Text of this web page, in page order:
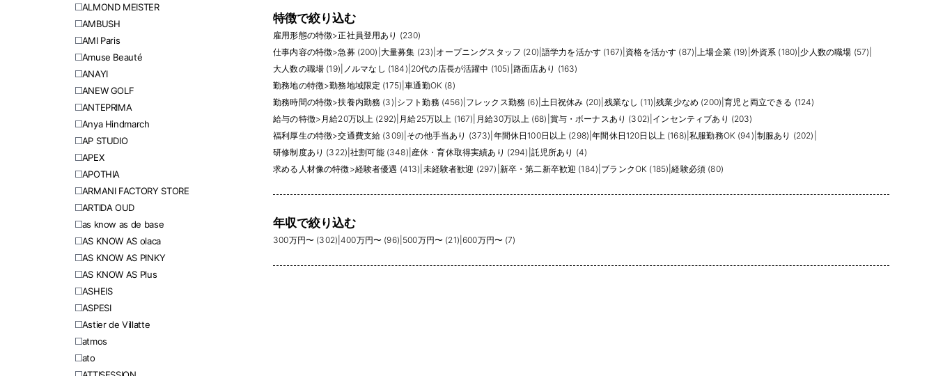
ALMOND MEISTER
AMBUSH
AMI Paris
Amuse Beauté
ANAYI
ANEW GOLF
ANTEPRIMA
Anya Hindmarch
AP STUDIO
APEX
APOTHIA
ARMANI FACTORY STORE
ARTIDA OUD
as know as de base
AS KNOW AS olaca
AS KNOW AS PINKY
AS KNOW AS Plus
ASHEIS
ASPESI
Astier de Villatte
atmos
ato
化を続けるブランドで、自身が成長とブラン
ドの進化を実感しませんか？
特徴で絞り込む
雇用形態の特徴>正社員登用あり (230)
仕事内容の特徴>急募 (200) 大量募集 (23) オープニングスタッフ (20) |語学力を活かす (167) 資格を活かす (87) 上場企業 (19) 外資系 (180) 少人数の職場 (57)
大人数の職場 (19) ノルマなし (184) 20代の店長が活躍中 (105) 路面店あり (163)
勤務地の特徴>勤務地域限定 (175) |車通勤OK (8)
勤務時間の特徴>扶養内勤務 (3) シフト勤務 (456) フレックス勤務 (6) 土日祝休み (20) 残業なし (11) |残業少なめ (200) |育児と両立できる (124)
給与の特徴> 月給20万以上 (292) 月給25万以上 (167) 月給30万以上 (68) 賞与・ボーナスあり (302) インセンティブあり (203)
福利厚生の特徴>交通費支給 (309) その他手当あり (373) 年間休日100日以上 (298) |年間休日120日以上 (168) |私服勤務OK (94) 制服あり (202)
研修制度あり (322) |社割可能 (348) 産休・育休取得実績あり (294) 託児所あり (4)
求める人材像の特徴>経験者優遇 (413) 未経験者歓迎 (297) 新卒・第二新卒歓迎 (184) ブランクOK (185) |経験必須 (80)
年収で絞り込む
300万円〜 (302) |400万円〜 (96) 500万円〜 (21) |600万円〜 (7)